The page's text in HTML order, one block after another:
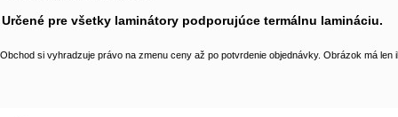
Určené pre všetky laminátory podporujúce termálnu lamináciu.
Obchod si vyhradzuje právo na zmenu ceny až po potvrdenie objednávky. Obrázok má len